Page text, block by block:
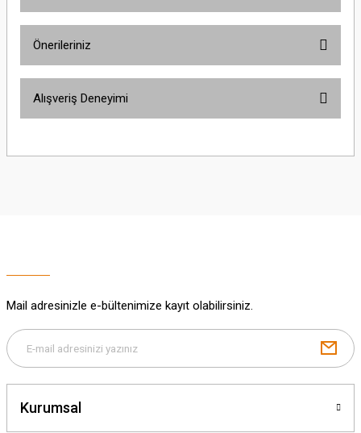
Önerileriniz
yetersiz gördüğünüz noktaları öneri formunu kullanarak tarafımıza
Gönder
Alışveriş Deneyimi
Mail adresinizle e-bültenimize kayıt olabilirsiniz.
Kurumsal